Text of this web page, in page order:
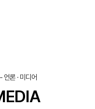
론 · 미디어